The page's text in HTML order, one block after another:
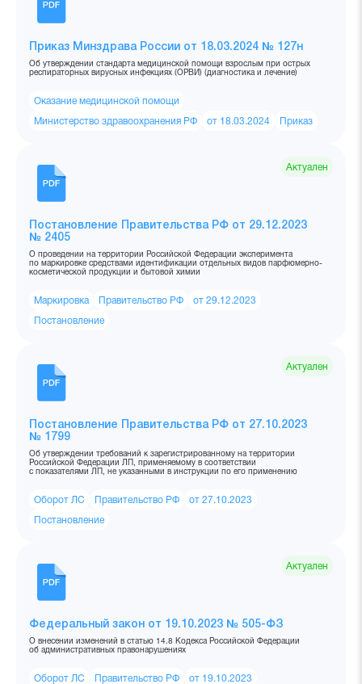
Приказ Минздрава России от 18.03.2024 № 127н
Об утверждении стандарта медицинской помощи взрослым при острых
респираторных вирусных инфекциях (ОРВИ) (диагностика и лечение)
Оказание медицинской помощи
Министерство здравоохранения РФ от 18.03.2024 Приказ
Актуален
Постановление Правительства РФ от 29.12.2023
№ 2405
О проведении на территории Российской Федерации эксперимента
по маркировке средствами идентификации отдельных видов парфюмерно-
косметической продукции и бытовой химии
Маркировка Правительство РФ от 29.12.2023
Постановление
Актуален
Постановление Правительства РФ от 27.10.2023
№ 1799
Об утверждении требований к зарегистрированному на территории
Российской Федерации ЛП, применяемому в соответствии
с показателями ЛП, не указанными в инструкции по его применению
Оборот ЛС Правительство РФ от 27.10.2023
Постановление
Актуален
Федеральный закон от 19.10.2023 № 505-ФЗ
О внесении изменений в статью 14.8 Кодекса Российской Федерации
об административных правонарушениях
Оборот ЛС Правительство РФ от 19.10.2023